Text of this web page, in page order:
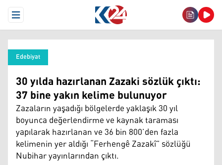
Open Menu
Edebiyat
30 yılda hazırlanan Zazaki sözlük çıktı:
37 bine yakın kelime bulunuyor
Zazaların yaşadığı bölgelerde yaklaşık 30 yıl
boyunca değerlendirme ve kaynak taraması
yapılarak hazırlanan ve 36 bin 800’den fazla
kelimenin yer aldığı “Ferhengê Zazakî” sözlüğü
Nubihar yayınlarından çıktı.